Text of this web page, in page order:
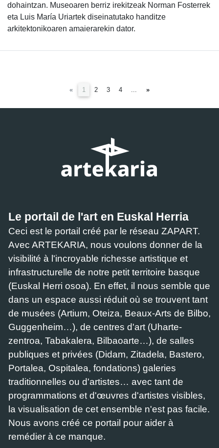
dohaintzan. Museoaren berriz irekitzeak Norman Fosterrek
eta Luis María Uriartek diseinatutako handitze
arkitektonikoaren amaierarekin dator.
« 1 (current)
2 3 4 »
Le portail de l'art en Euskal Herria
Ceci est le portail créé par le réseau ZAPART.
Avec ARTEKARIA, nous voulons donner de la
visibilité à l'incroyable richesse artistique et
infrastructurelle de notre petit territoire basque
(Euskal Herri osoa). En effet, il nous semble que
dans un espace aussi réduit où se trouvent tant
de musées (Artium, Oteiza, Beaux-Arts de Bilbo,
Guggenheim…), de centres d'art (Uharte-
zentroa, Tabakalera, Bilbaoarte…), de salles
publiques et privées (Didam, Zitadela, Bastero,
Portalea, Ospitalea, fondations) galeries
traditionnelles ou d'artistes… avec tant de
programmations et d'œuvres d'artistes visibles,
la visualisation de cet ensemble n'est pas facile.
Nous avons créé ce portail pour aider à
remédier à ce manque.